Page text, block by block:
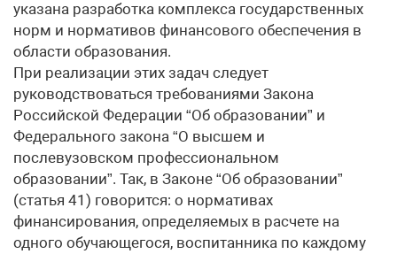
указана разработка комплекса государственных
норм и нормативов финансового обеспечения в
области образования.
При реализации этих задач следует
руководствоваться требованиями Закона
Российской Федерации “Об образовании” и
Федерального закона “О высшем и
послевузовском профессиональном
образовании”. Так, в Законе “Об образовании”
(статья 41) говорится: о нормативах
финансирования, определяемых в расчете на
одного обучающегося, воспитанника по каждому